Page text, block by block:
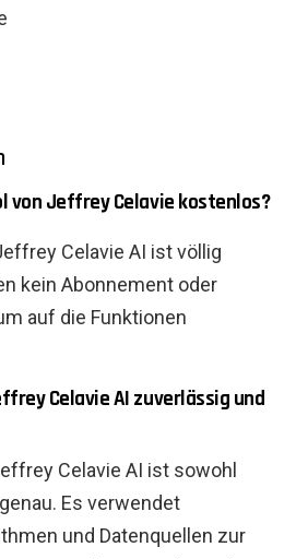
von Jeffrey Celavie kostenlos?
Celavie AI ist völlig
kein Abonnement oder
auf die Funktionen
Celavie AI zuverlässig und
Celavie AI ist sowohl
Es verwendet
und Datenquellen zur